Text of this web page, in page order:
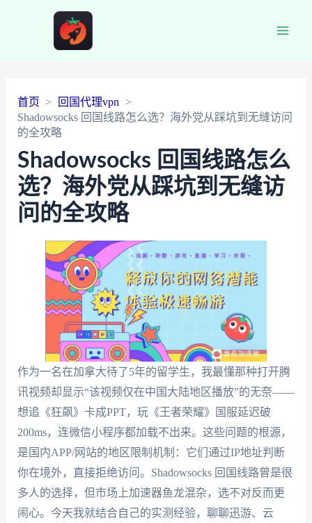
首页
回国代理vpn
Shadowsocks 回国线路怎么选？海外党从踩坑到无缝访问
的全攻略
Shadowsocks 回国线路怎么
选？海外党从踩坑到无缝访
问的全攻略
作为一名在加拿大待了5年的留学生，我最懂那种打开腾
讯视频却显示“该视频仅在中国大陆地区播放”的无奈——
想追《狂飙》卡成PPT，玩《王者荣耀》国服延迟破
200ms，连微信小程序都加载不出来。这些问题的根源，
是国内APP/网站的地区限制机制：它们通过IP地址判断
你在境外，直接拒绝访问。Shadowsocks 回国线路曾是很
多人的选择，但市场上加速器鱼龙混杂，选不对反而更
闹心。今天我就结合自己的实测经验，聊聊迅游、云